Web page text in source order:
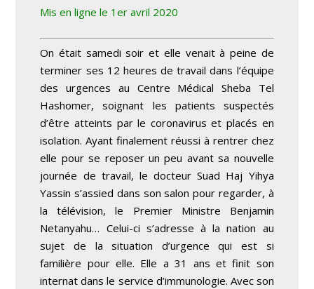
Mis en ligne le 1er avril 2020
On était samedi soir et elle venait à peine de
terminer ses 12 heures de travail dans l’équipe
des urgences au Centre Médical Sheba Tel
Hashomer, soignant les patients suspectés
d’être atteints par le coronavirus et placés en
isolation. Ayant finalement réussi à rentrer chez
elle pour se reposer un peu avant sa nouvelle
journée de travail, le docteur Suad Haj Yihya
Yassin s’assied dans son salon pour regarder, à
la télévision, le Premier Ministre Benjamin
Netanyahu… Celui-ci s’adresse à la nation au
sujet de la situation d’urgence qui est si
familière pour elle. Elle a 31 ans et finit son
internat dans le service d’immunologie. Avec son